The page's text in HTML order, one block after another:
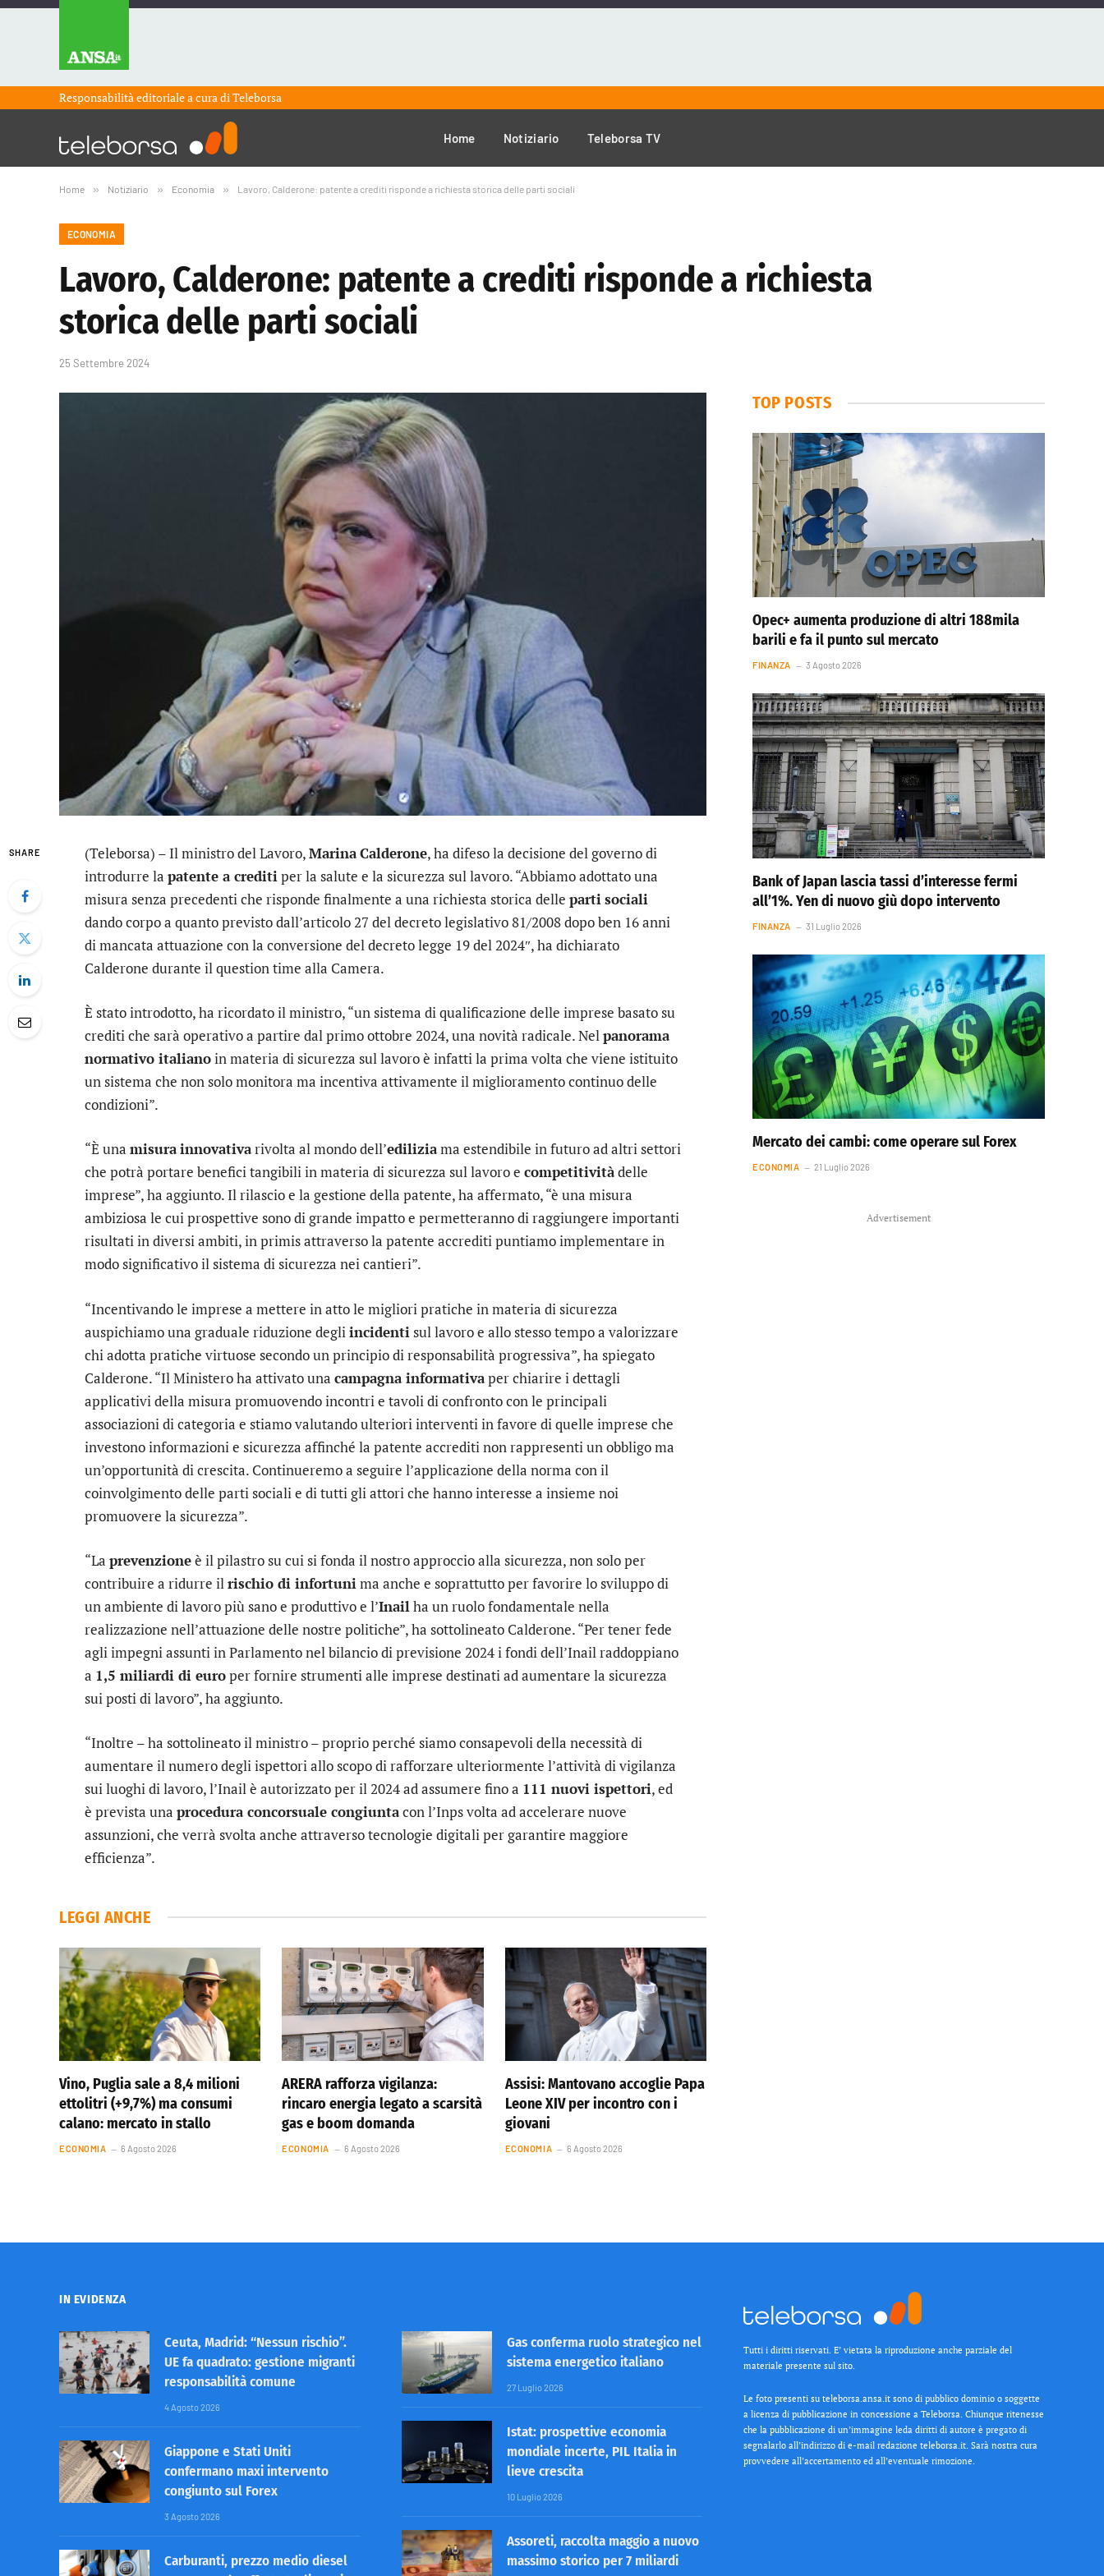
Responsabilità editoriale a cura diTeleborsa
Home Notiziario Teleborsa TV
Home » Notiziario » Economia » Lavoro, Calderone: patente a crediti risponde a richiesta storica delle parti sociali
ECONOMIA
Lavoro, Calderone: patente a crediti risponde a richiesta
storica delle parti sociali
25 Settembre 2024
SHARE (Teleborsa) – Il ministro del Lavoro,MarinaCalderone, ha difeso la decisione del governo di
introdurre la patente a creditiper la salute e la sicurezza sul lavoro. “Abbiamo adottato una
misura senza precedenti che risponde finalmente a una richiesta storica delle partisociali
dando corpo a quanto previsto dall’articolo 27 del decreto legislativo 81/2008 dopo ben 16 anni
di mancata attuazione con la conversione del decreto legge 19 del 2024″, ha dichiarato
Calderone durante il question time alla Camera.
È stato introdotto, ha ricordato il ministro, “un sistema di qualificazione delle imprese basato su
crediti che sarà operativo a partire dal primo ottobre 2024, una novità radicale. Nelpanorama
normativo italianoin materia di sicurezza sul lavoro è infatti la prima volta che viene istituito
un sistema che non solo monitora ma incentiva attivamente il miglioramento continuo delle
condizioni”.
“È una misurainnovativarivolta al mondo dell’ediliziama estendibile in futuro ad altri settori
che potrà portare benefici tangibili in materia di sicurezza sul lavoro e competitivitàdelle
imprese”, ha aggiunto. Il rilascio e la gestione della patente, ha affermato, “è una misura
ambiziosa le cui prospettive sono di grande impatto e permetteranno di raggiungere importanti
risultati in diversi ambiti, in primis attraverso la patente accrediti puntiamo implementare in
modo significativo il sistema di sicurezza nei cantieri”.
“Incentivando le imprese a mettere in atto le migliori pratiche in materia di sicurezza
auspichiamo una graduale riduzione degli incidenti sul lavoro e allo stesso tempo a valorizzare
chi adotta pratiche virtuose secondo un principio di responsabilità progressiva”, ha spiegato
Calderone. “Il Ministero ha attivato una campagna informativaper chiarire i dettagli
applicativi della misura promuovendo incontri e tavoli di confronto con le principali
associazioni di categoria e stiamo valutando ulteriori interventi in favore di quelle imprese che
investono informazioni e sicurezza affinché la patente accrediti non rappresenti un obbligo ma
un’opportunità di crescita. Continueremo a seguire l’applicazione della norma con il
coinvolgimento delle parti sociali e di tutti gli attori che hanno interesse a insieme noi
promuovere la sicurezza”.
“La prevenzioneè il pilastro su cui si fonda il nostro approccio alla sicurezza, non solo per
contribuire a ridurre ilrischio di infortunima anche e soprattutto per favorire lo sviluppo di
un ambiente di lavoro più sano e produttivo e l’Inailha un ruolo fondamentale nella
realizzazione nell’attuazione delle nostre politiche”, ha sottolineato Calderone. “Per tener fede
agli impegni assunti in Parlamento nel bilancio di previsione 2024 i fondi dell’Inail raddoppiano
a 1,5 miliardi di europer fornire strumenti alle imprese destinati ad aumentare la sicurezza
sui posti di lavoro”, ha aggiunto.
“Inoltre – ha sottolineato il ministro – proprio perché siamo consapevoli della necessità di
aumentare il numero degli ispettori allo scopo di rafforzare ulteriormente l’attività di vigilanza
sui luoghi di lavoro, l’Inail è autorizzato per il 2024 ad assumere fino a 111 nuovi ispettori, ed
è prevista una procedura concorsuale congiuntacon l’Inps volta ad accelerare nuove
assunzioni, che verrà svolta anche attraverso tecnologie digitali per garantire maggiore
efficienza”.
LEGGI ANCHE
Vino, Puglia sale a 8,4 milioni
ettolitri (+9,7%) ma consumi
calano: mercato in stallo
ECONOMIA 6 Agosto 2026
ARERA rafforza vigilanza:
rincaro energia legato a scarsità
gas e boom domanda
ECONOMIA 6 Agosto 2026
Assisi: Mantovano accoglie Papa
Leone XIV per incontro con i
giovani
ECONOMIA 6 Agosto 2026
TOP POSTS
Opec+ aumenta produzione di altri 188mila
barili e fa il punto sul mercato
FINANZA 3 Agosto 2026
Bank of Japan lascia tassi d’interesse fermi
all’1%. Yen di nuovo giù dopo intervento
FINANZA 31 Luglio 2026
Mercato dei cambi: come operare sul Forex
ECONOMIA 21 Luglio 2026
Advertisement
IN EVIDENZA
Ceuta, Madrid: “Nessun rischio”.
UE fa quadrato: gestione migranti
responsabilità comune
4 Agosto 2026
Giappone e Stati Uniti
confermano maxi intervento
congiunto sul Forex
3 Agosto 2026
Carburanti, prezzo medio diesel
Gas conferma ruolo strategico nel
sistema energetico italiano
27 Luglio 2026
Istat: prospettive economia
mondiale incerte, PIL Italia in
lieve crescita
10 Luglio 2026
Assoreti, raccolta maggio a nuovo
massimo storico per 7 miliardi
Tutti i diritti riservati. E’ vietata la riproduzione anche parziale del
materiale presente sul sito.
Le foto presenti su teleborsa.ansa.it sono di pubblico dominio o soggette
a licenza di pubblicazione in concessione a Teleborsa. Chiunque ritenesse
che la pubblicazione di un’immagine leda diritti di autore è pregato di
segnalarlo all’indirizzo di e-mail redazione teleborsa.it. Sarà nostra cura
provvedere all’accertamento ed all’eventuale rimozione.